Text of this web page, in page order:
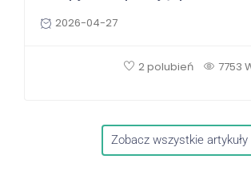
2026-04-27
2 polubień 7753
Zobacz wszystkie artykuły